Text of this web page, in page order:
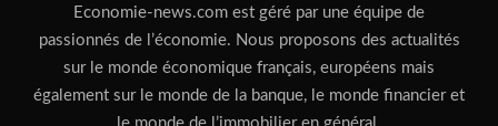
Economie-news.com est géré par une équipe de
passionnés de l’économie. Nous proposons des actualités
sur le monde économique français, européens mais
également sur le monde de la banque, le monde financier et